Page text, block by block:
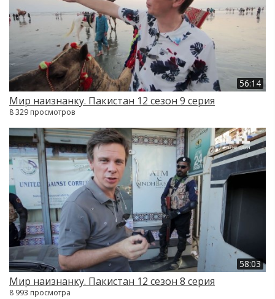
56:14
Мир наизнанку. Пакистан 12 сезон 9 серия
8 329 просмотров
58:03
Мир наизнанку. Пакистан 12 сезон 8 серия
8 993 просмотра